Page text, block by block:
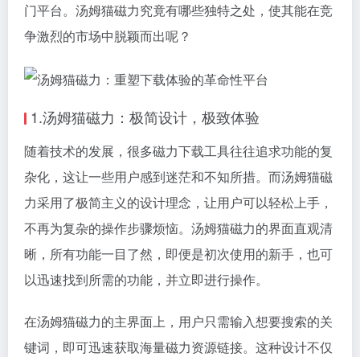
门平台。汤姆猫磁力究竟有哪些独特之处，使其能在竞
争激烈的市场中脱颖而出呢？
1.汤姆猫磁力：极简设计，极致体验
随着技术的发展，很多磁力下载工具往往追求功能的复
杂化，这让一些用户感到迷茫和不知所措。而汤姆猫磁
力采用了极简主义的设计理念，让用户可以轻松上手，
不再为复杂的操作步骤烦恼。汤姆猫磁力的界面直观清
晰，所有功能一目了然，即便是初次使用的新手，也可
以迅速找到所需的功能，并立即进行操作。
在汤姆猫磁力的主界面上，用户只需输入想要搜索的关
键词，即可迅速获取海量磁力资源链接。这种设计不仅